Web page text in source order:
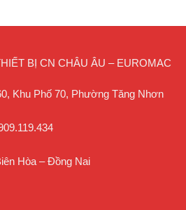
BỊ CN CHÂU ÂU – EUROMAC
Khu Phố 70, Phường Tăng Nhơn
Hòa – Đồng Nai